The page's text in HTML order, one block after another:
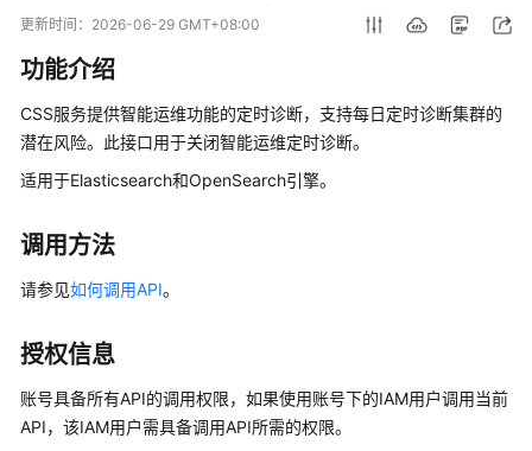
新
态
服
务
公
产
品
计
费
说
更新时间： 2026-06-29 GMT+08:00
功能介绍
CSS服务提供智能运维功能的定时诊断，支持每日定时诊断集群的
潜在风险。此接口用于关闭智能运维定时诊断。
适用于Elasticsearch和OpenSearch引擎。
调用方法
请参见如何调用API。
授权信息
账号具备所有API的调用权限，如果使用账号下的IAM用户调用当前
API，该IAM用户需具备调用API所需的权限。